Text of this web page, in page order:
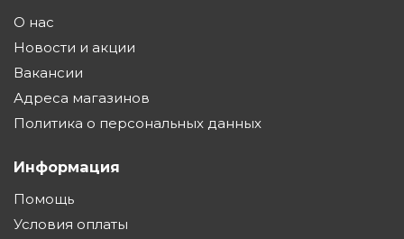
О нас
Новости и акции
Вакансии
Адреса магазинов
Политика о персональных данных
Информация
Помощь
Условия оплаты